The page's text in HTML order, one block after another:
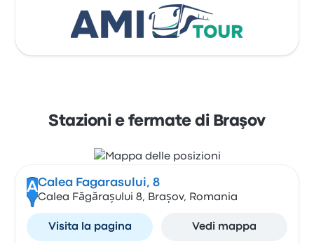
Stazioni e fermate di Braşov
ACalea Fagarasului, 8
Calea Făgărașului 8, Brașov, Romania
Visita la pagina Vedi mappa